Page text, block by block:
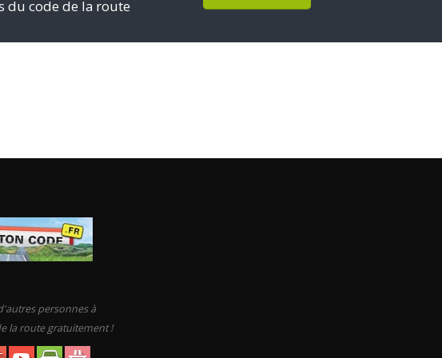
du code de la route
personnes à
la route gratuitement !